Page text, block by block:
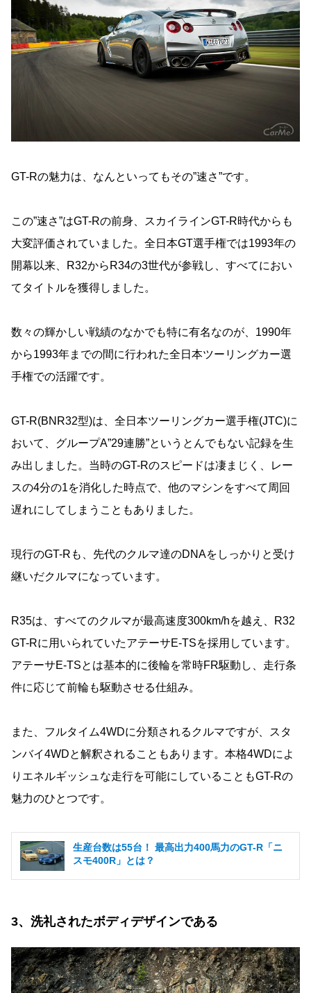
GT-Rの魅力は、なんといってもその”速さ”です。
この”速さ”はGT-Rの前身、スカイラインGT-R時代からも
大変評価されていました。全日本GT選手権では1993年の
開幕以来、R32からR34の3世代が参戦し、すべてにおい
てタイトルを獲得しました。
数々の輝かしい戦績のなかでも特に有名なのが、1990年
から1993年までの間に行われた全日本ツーリングカー選
手権での活躍です。
GT-R(BNR32型)は、全日本ツーリングカー選手権(JTC)に
おいて、グループA”29連勝”というとんでもない記録を生
み出しました。当時のGT-Rのスピードは凄まじく、レー
スの4分の1を消化した時点で、他のマシンをすべて周回
遅れにしてしまうこともありました。
現行のGT-Rも、先代のクルマ達のDNAをしっかりと受け
継いだクルマになっています。
R35は、すべてのクルマが最高速度300km/hを越え、R32
GT-Rに用いられていたアテーサE-TSを採用しています。
アテーサE-TSとは基本的に後輪を常時FR駆動し、走行条
件に応じて前輪も駆動させる仕組み。
また、フルタイム4WDに分類されるクルマですが、スタ
ンバイ4WDと解釈されることもあります。本格4WDによ
りエネルギッシュな走行を可能にしていることもGT-Rの
魅力のひとつです。
生産台数は55台！ 最高出力400馬力のGT-R「ニ
スモ400R」とは？
3、洗礼されたボディデザインである